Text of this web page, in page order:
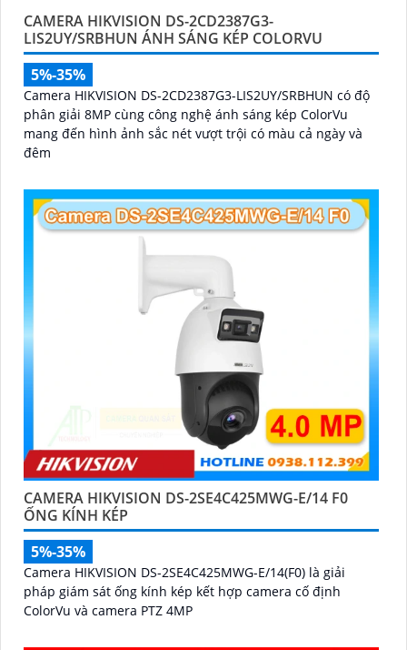
CAMERA HIKVISION DS-2CD2387G3-
LIS2UY/SRBHUN ÁNH SÁNG KÉP COLORVU
5%-35%
Camera HIKVISION DS-2CD2387G3-LIS2UY/SRBHUN có độ
phân giải 8MP cùng công nghệ ánh sáng kép ColorVu
mang đến hình ảnh sắc nét vượt trội có màu cả ngày và
đêm
CAMERA HIKVISION DS-2SE4C425MWG-E/14 F0
ỐNG KÍNH KÉP
5%-35%
Camera HIKVISION DS-2SE4C425MWG-E/14(F0) là giải
pháp giám sát ống kính kép kết hợp camera cố định
ColorVu và camera PTZ 4MP